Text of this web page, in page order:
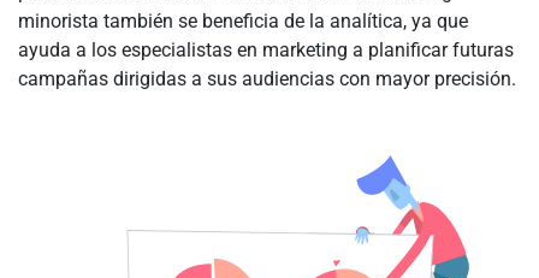
minorista también se beneficia de la analítica, ya que
ayuda a los especialistas en marketing a planificar futuras
campañas dirigidas a sus audiencias con mayor precisión.